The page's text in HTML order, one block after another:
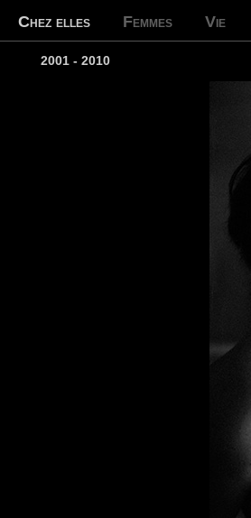
Chez elles Femmes Vie
2001 - 2010